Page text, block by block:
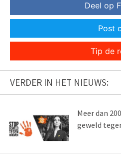
Deel op
Post
Tip de
VERDER IN HET NIEUWS:
Meer dan
geweld